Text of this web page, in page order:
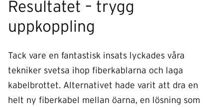
Resultatet – trygg
uppkoppling
Tack vare en fantastisk insats lyckades våra
tekniker svetsa ihop fiberkablarna och laga
kabelbrottet. Alternativet hade varit att dra en
helt ny fiberkabel mellan öarna, en lösning som